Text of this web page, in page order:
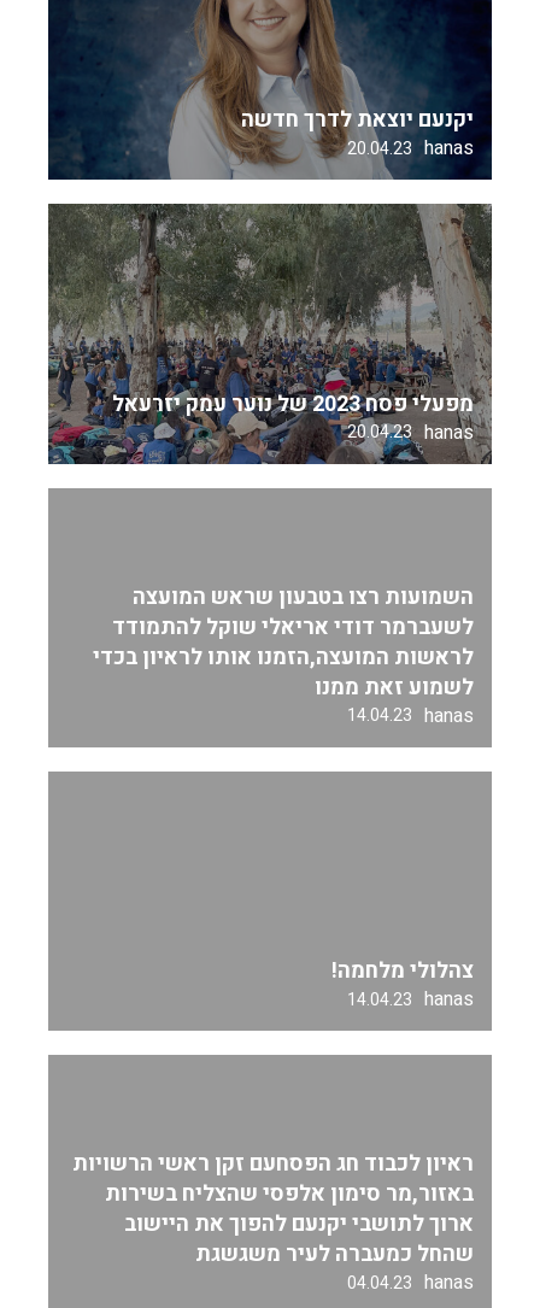
יקנעם יוצאת לדרך חדשה
hanas
20.04.23
מפעלי פסח 2023 של נוער עמק יזרעאל
hanas
20.04.23
השמועות רצו בטבעון שראש המועצה
לשעברמר דודי אריאלי שוקל להתמודד
לראשות המועצה,הזמנו אותו לראיון בכדי
לשמוע זאת ממנו
hanas
14.04.23
צהלולי מלחמה!
hanas
14.04.23
ראיון לכבוד חג הפסחעם זקן ראשי הרשויות
באזור,מר סימון אלפסי שהצליח בשירות
ארוך לתושבי יקנעם להפוך את היישוב
שהחל כמעברה לעיר משגשגת
hanas
04.04.23